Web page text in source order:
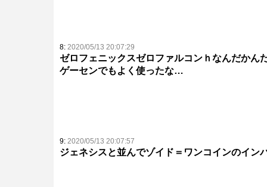
8: 2020/05/13 20:07:29
ゼロフェニックスゼロファルコンｈなんだかん
ゲーセンでもよく使ったな…
9: 2020/05/13 20:07:57
ジェネシスと並んでゾイド＝ワンコインのイン